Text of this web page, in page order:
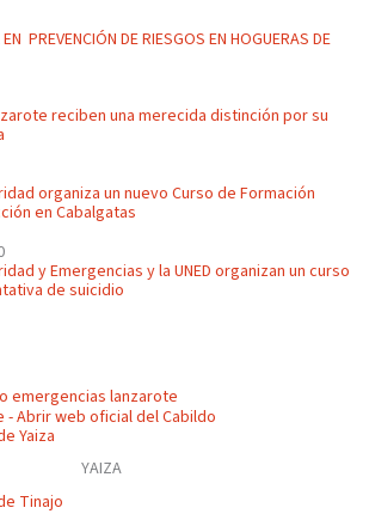
PREVENCIÓN DE RIESGOS EN HOGUERAS DE
reciben una merecida distinción por su
organiza un nuevo Curso de Formación
en Cabalgatas
y Emergencias y la UNED organizan un curso
de suicidio
YAIZA